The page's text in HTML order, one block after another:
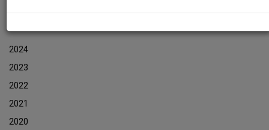
2024
2023
2022
2021
2020